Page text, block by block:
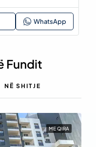
Fundit
NË SHITJE
ME QIRA